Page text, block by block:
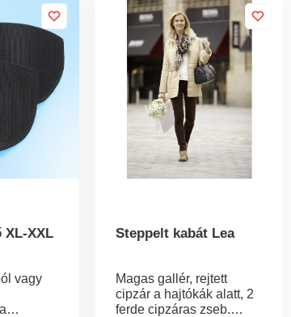
XL-XXL
vagy
Steppelt kabát Lea
Magas gallér, rejtett
cipzár a hajtókák alatt, 2
ferde cipzáras zseb.